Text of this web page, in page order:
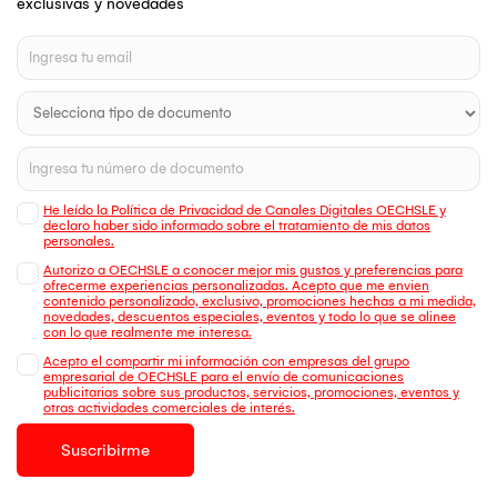
He leído la Política de Privacidad de Canales Digitales OECHSLE y
declaro haber sido informado sobre el tratamiento de mis datos
personales.
Autorizo a OECHSLE a conocer mejor mis gustos y preferencias para
ofrecerme experiencias personalizadas. Acepto que me envien
contenido personalizado, exclusivo, promociones hechas a mi medida,
novedades, descuentos especiales, eventos y todo lo que se alinee
con lo que realmente me interesa.
Acepto el compartir mi información con empresas del grupo
empresarial de OECHSLE para el envío de comunicaciones
publicitarias sobre sus productos, servicios, promociones, eventos y
otras actividades comerciales de interés.
Suscribirme